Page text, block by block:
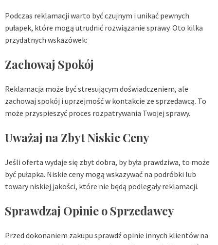
Podczas reklamacji warto być czujnym i unikać pewnych
pułapek, które mogą utrudnić rozwiązanie sprawy. Oto kilka
przydatnych wskazówek:
Zachowaj Spokój
Reklamacja może być stresującym doświadczeniem, ale
zachowaj spokój i uprzejmość w kontakcie ze sprzedawcą. To
może przyspieszyć proces rozpatrywania Twojej sprawy.
Uważaj na Zbyt Niskie Ceny
Jeśli oferta wydaje się zbyt dobra, by była prawdziwa, to może
być pułapka. Niskie ceny mogą wskazywać na podróbki lub
towary niskiej jakości, które nie będą podlegały reklamacji.
Sprawdzaj Opinie o Sprzedawcy
Przed dokonaniem zakupu sprawdź opinie innych klientów na